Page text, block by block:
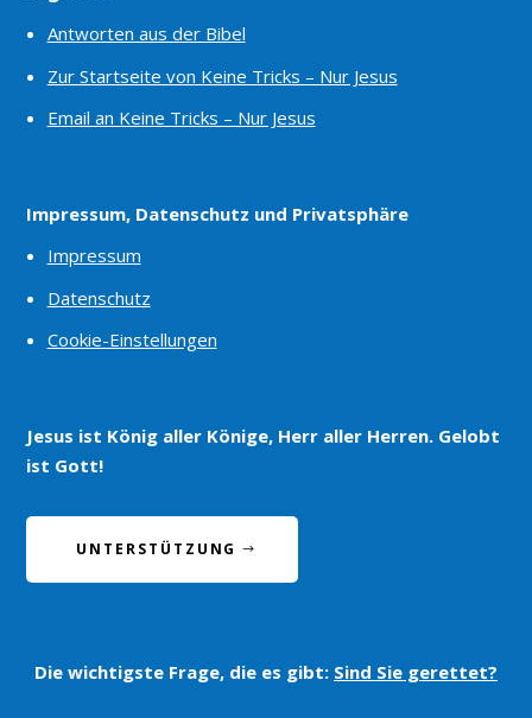
Antworten aus der Bibel
Zur Startseite von Keine Tricks – Nur Jesus
Email an Keine Tricks – Nur Jesus
Impressum, Datenschutz und Privatsphäre
Impressum
Datenschutz
Cookie-Einstellungen
Jesus ist König aller Könige, Herr aller Herren. Gelobt
ist Gott!
UNTERSTÜTZUNG
Die wichtigste Frage, die es gibt: Sind Sie gerettet?